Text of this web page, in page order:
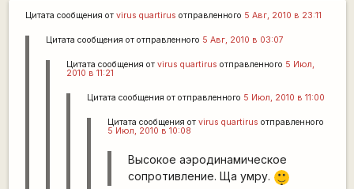
Цитата сообщения от virus quartirus отправленного 5 Авг, 2010 в 23:11
Цитата сообщения от отправленного 5 Авг, 2010 в 03:07
Цитата сообщения от virus quartirus отправленного 5 Июл,
2010 в 11:21
Цитата сообщения от отправленного 5 Июл, 2010 в 11:00
Цитата сообщения от virus quartirus отправленного
5 Июл, 2010 в 10:08
Высокое аэродинамическое
сопротивление. Ща умру.
|-)
_)